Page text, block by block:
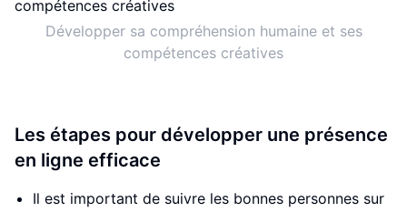
Développer sa compréhension humaine et ses
compétences créatives
Les étapes pour développer une présence
en ligne efficace
Il est important de suivre les bonnes personnes sur